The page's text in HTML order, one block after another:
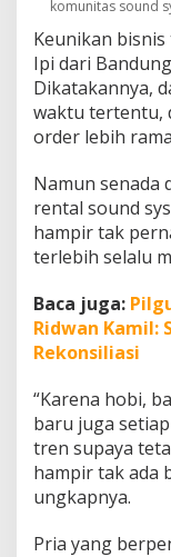
komunitas sound
Keunikan
Ipi dari
Dikatakannya,
waktu tertentu,
order lebih
Namun senada
rental sound
hampir tak
terlebih selalu
Baca juga:
Ridwan Kamil:
Rekonsiliasi
“Karena hobi,
baru juga
tren supaya
hampir tak ada
ungkapnya.
Pria yang